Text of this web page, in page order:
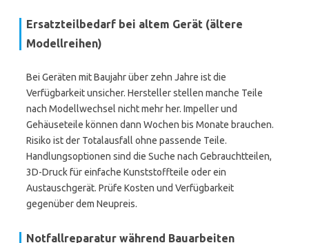
Ersatzteilbedarf bei altem Gerät (ältere
Modellreihen)
Bei Geräten mit Baujahr über zehn Jahre ist die
Verfügbarkeit unsicher. Hersteller stellen manche Teile
nach Modellwechsel nicht mehr her. Impeller und
Gehäuseteile können dann Wochen bis Monate brauchen.
Risiko ist der Totalausfall ohne passende Teile.
Handlungsoptionen sind die Suche nach Gebrauchtteilen,
3D-Druck für einfache Kunststoffteile oder ein
Austauschgerät. Prüfe Kosten und Verfügbarkeit
gegenüber dem Neupreis.
Notfallreparatur während Bauarbeiten